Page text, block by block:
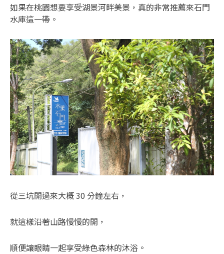
如果在桃園想要享受湖景河畔美景，真的非常推薦來石門
水庫這一帶。
從三坑開過來大概 30 分鐘左右，
就這樣沿著山路慢慢的開，
順便讓眼睛一起享受綠色森林的沐浴。